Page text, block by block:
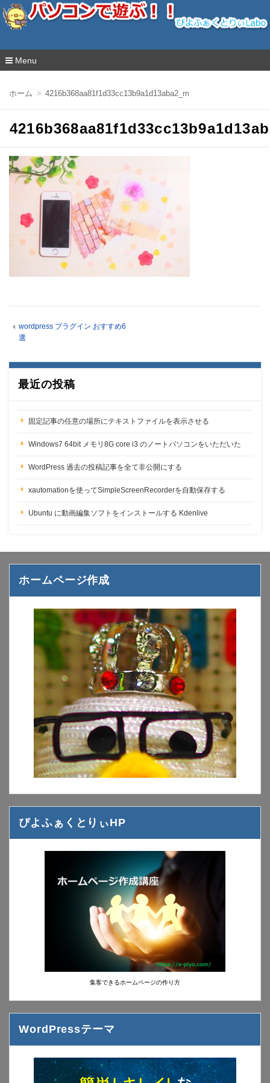
ぴよふぁくとりぃLabo
Menu
ン
ホーム 4216b368aa81f1d33cc13b9a1d13aba2_m
wordpress プラグイン おすすめ6
選
最近の投稿
固定記事の任意の場所にテキストファイルを表示させる
Windows7 64bit メモリ8G core i3 のノートパソコンをいただいた
WordPress 過去の投稿記事を全て非公開にする
xautomationを使ってSimpleScreenRecorderを自動保存する
Ubuntu に動画編集ソフトをインストールする Kdenlive
ホームページ作成
ぴよふぁくとりぃHP
集客できるホームページの作り方
WordPressテーマ